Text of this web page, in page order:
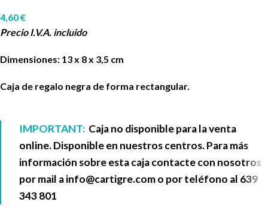
4,60€
Precio I.V.A. incluido
Dimensiones: 13 x 8 x 3,5 cm
Caja de regalo negra de forma rectangular.
IMPORTANT: Caja no disponible para la venta
online. Disponible en nuestros centros. Para más
información sobre esta caja contacte con nosotros
por mail ainfo@cartigre.como por teléfono al 639
343 801